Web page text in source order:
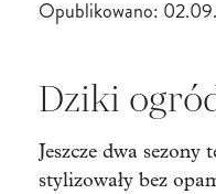
Opublikowano:
Dziki
Jeszcze dwa
stylizowały bez